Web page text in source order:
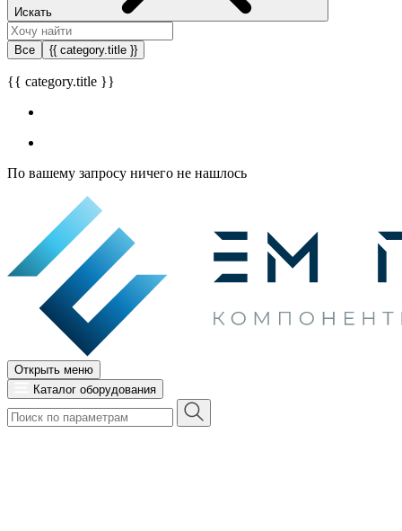
Искать
Все {{ category.title }}
{{ category.title }}
По вашему запросу ничего не нашлось
Открыть меню
Каталог оборудования